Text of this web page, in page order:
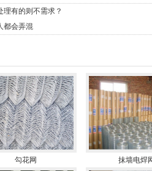
理有的则不需求？
都会弄混
勾花网 抹墙电焊